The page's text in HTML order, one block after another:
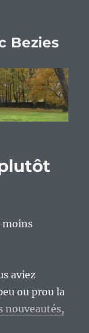
Bezies
moins
aviez
ou prou la
nouveautés,